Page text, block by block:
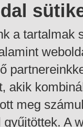
a tartalmak
akik
meg
A